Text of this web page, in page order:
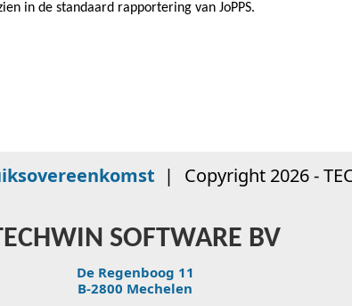
in de standaard rapportering van JoPPS.
| Copyright 2026 -
SOFTWARE BV
De Regenboog 11
B-2800 Mechelen